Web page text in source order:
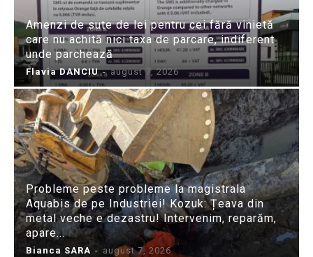
Amenzi de sute de lei pentru cei fără vinietă
care nu achită nici taxa de parcare, indiferent
unde parchează
Flavia DANCIU - august 7, 2026
Probleme peste probleme la magistrala
Aquabis de pe Industriei! Kozuk: Țeava din
metal veche e dezastru! Intervenim, reparăm,
apare...
Bianca SARA - august 7, 2026